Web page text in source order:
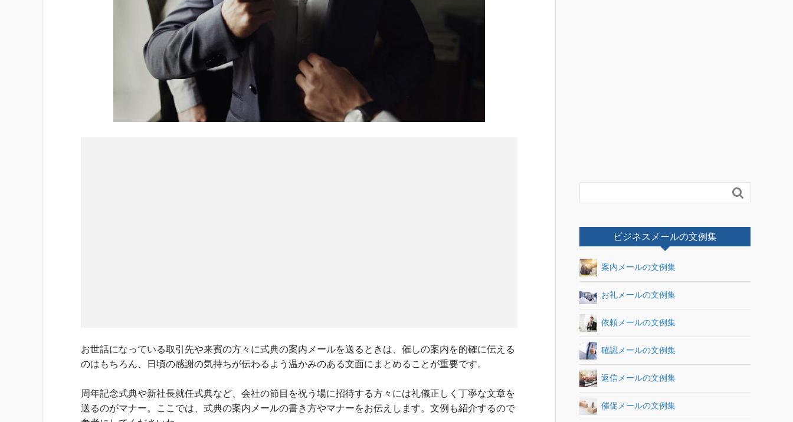
お世話になっている取引先や来賓の方々に式典の案内メールを送るときは、催しの案内を的確に伝える
のはもちろん、日頃の感謝の気持ちが伝わるよう温かみのある文面にまとめることが重要です。
周年記念式典や新社長就任式典など、会社の節目を祝う場に招待する方々には礼儀正しく丁寧な文章を
送るのがマナー。ここでは、式典の案内メールの書き方やマナーをお伝えします。文例も紹介するので

ビジネスメールの文例集
案内メールの文例集
お礼メールの文例集
依頼メールの文例集
確認メールの文例集
返信メールの文例集
催促メールの文例集